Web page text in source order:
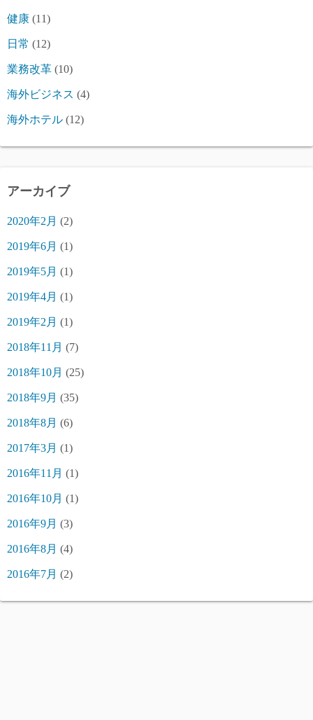
健康 (11)
日常 (12)
業務改革 (10)
海外ビジネス (4)
海外ホテル (12)
アーカイブ
2020年2月 (2)
2019年6月 (1)
2019年5月 (1)
2019年4月 (1)
2019年2月 (1)
2018年11月 (7)
2018年10月 (25)
2018年9月 (35)
2018年8月 (6)
2017年3月 (1)
2016年11月 (1)
2016年10月 (1)
2016年9月 (3)
2016年8月 (4)
2016年7月 (2)